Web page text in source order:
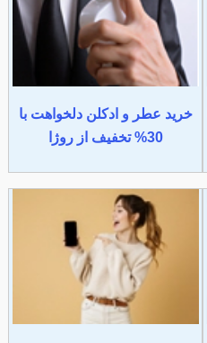
خرید عطر و ادکلن دلخواهت با
30% تخفیف از روژا